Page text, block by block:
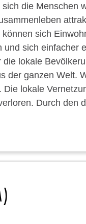
die Menschen
sich
sich einfacher
die lokale
der ganzen Welt.
lokale
Durch den